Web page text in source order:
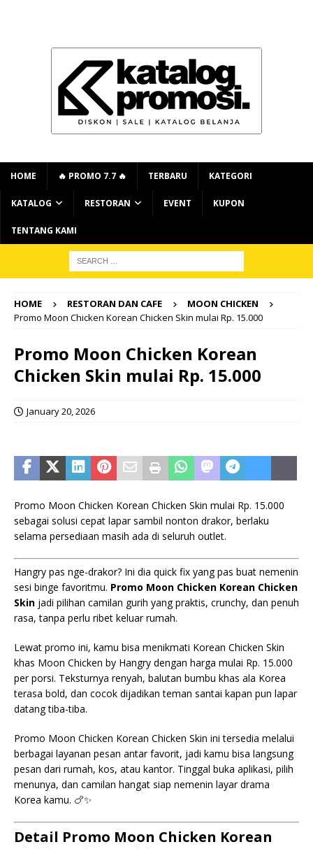
HOME 🔥 PROMO 7.7 🔥 TERBARU KATEGORI
KATALOG RESTORAN EVENT KUPON
TENTANG KAMI
HOME RESTORAN DAN CAFE
MOON CHICKEN
Promo Moon Chicken Korean Chicken Skin mulai Rp. 15.000
Promo Moon Chicken Korean
Chicken Skin mulai Rp. 15.000
January 20, 2026
Promo Moon Chicken Korean Chicken Skin mulai Rp. 15.000
sebagai solusi cepat lapar sambil nonton drakor, berlaku
selama persediaan masih ada di seluruh outlet.
Hangry pas nge-drakor? Ini dia quick fix yang pas buat nemenin
sesi binge favoritmu. Promo Moon Chicken Korean Chicken
Skin jadi pilihan camilan gurih yang praktis, crunchy, dan penuh
rasa, tanpa perlu ribet keluar rumah.
Lewat promo ini, kamu bisa menikmati Korean Chicken Skin
khas Moon Chicken by Hangry dengan harga mulai Rp. 15.000
per porsi. Teksturnya renyah, balutan bumbu khas ala Korea
terasa bold, dan cocok dijadikan teman santai kapan pun lapar
datang tiba-tiba.
Promo Moon Chicken Korean Chicken Skin ini tersedia melalui
berbagai layanan pesan antar favorit, jadi kamu bisa langsung
pesan dari rumah, kos, atau kantor. Tinggal buka aplikasi, pilih
menunya, dan camilan hangat siap nemenin layar drama
Korea kamu. 🍗✨
Detail Promo Moon Chicken Korean